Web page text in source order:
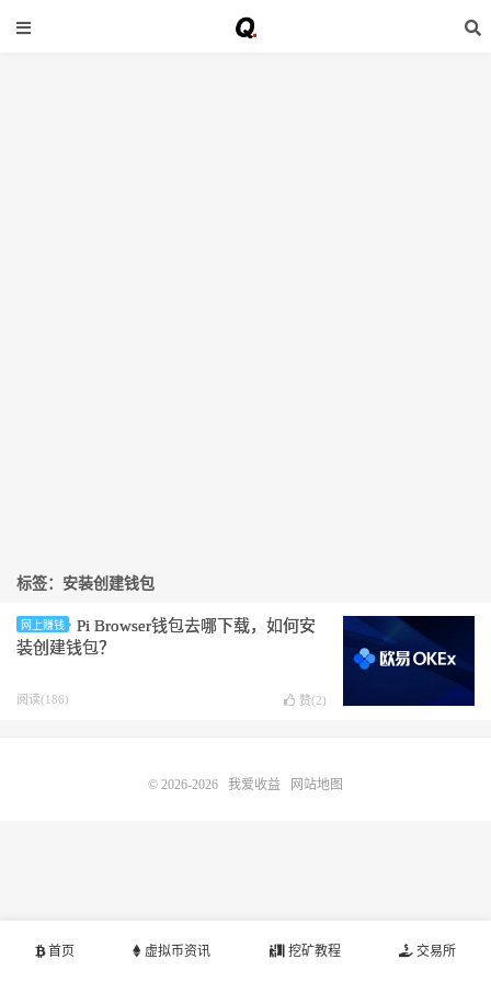
标签：安装创建钱包
网上赚钱
Pi Browser钱包去哪下载，如何安
装创建钱包？
阅读(186) 赞(2)
首页 虚拟币资讯 挖矿教程 交易所
© 2026-2026 我爱收益 网站地图